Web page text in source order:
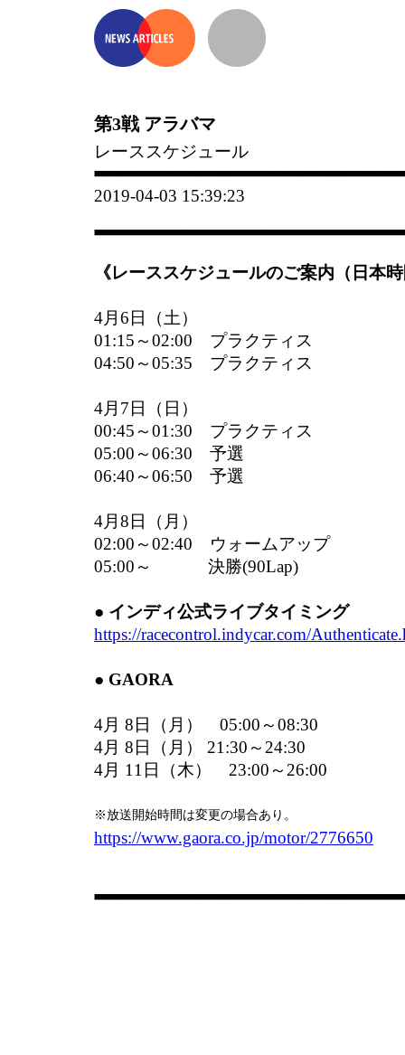
第3戦 アラバマ
レーススケジュール
2019-04-03 15:39:23
《レーススケジュールのご案内（日本
4月6日（土）
01:15～02:00 プラクティス
04:50～05:35 プラクティス
4月7日（日）
00:45～01:30 プラクティス
05:00～06:30 予選
06:40～06:50 予選
4月8日（月）
02:00～02:40 ウォームアップ
05:00～ 決勝(90Lap)
● インディ公式ライブタイミング
https://racecontrol.indycar.com/
● GAORA
4月 8日（月） 05:00～08:30
4月 8日（月） 21:30～24:30
4月 11日（木） 23:00～26:00
※放送開始時間は変更の場合あり。
https://www.gaora.co.jp/motor/2776650